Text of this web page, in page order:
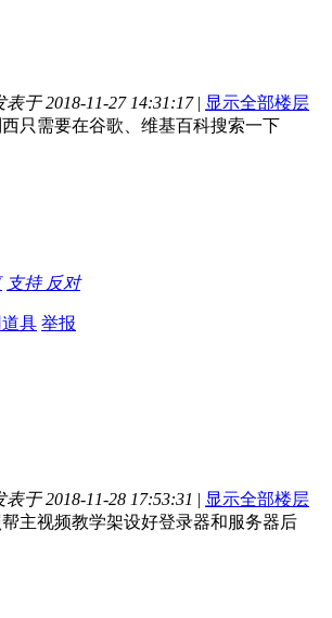
表于 2018-11-27 14:31:17 | 显示全部楼层
只需要在谷歌、维基百科搜索一下
支持 反对
具 举报
表于 2018-11-28 17:53:31 | 显示全部楼层
主视频教学架设好登录器和服务器后